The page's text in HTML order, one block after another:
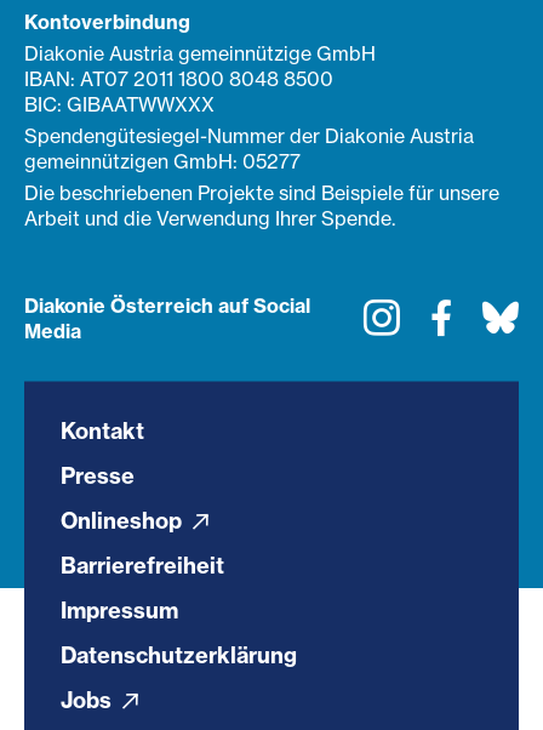
Kontoverbindung
Diakonie Austria gemeinnützige GmbH
IBAN: AT07 2011 1800 8048 8500
BIC: GIBAATWWXXX
Spendengütesiegel-Nummer der Diakonie Austria
gemeinnützigen GmbH: 05277
Die beschriebenen Projekte sind Beispiele für unsere
Arbeit und die Verwendung Ihrer Spende.
Diakonie Österreich auf Social
Media
Instagram
Kontakt
Presse
Onlineshop
Barrierefreiheit
Impressum
Datenschutzerklärung
Jobs